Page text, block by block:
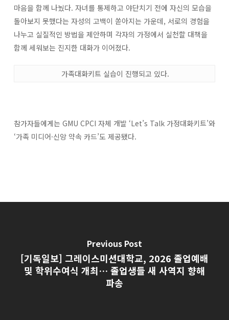
마음을 함께 나눴다. 자녀를 통제하고 야단치기 전에 자신의 모습을
돌아보지 못했다는 자성의 고백이 쏟아지는 가운데, 서로의 경험을
나누고 실질적인 방법을 제안하며 각자의 가정에서 실천할 대책을
함께 세워보는 진지한 대화가 이어졌다.
가족대화키트 실습이 진행되고 있다.
참가자들에게는 GMU CPCI 자체 개발 ‘Let’s Talk 가정대화키트’와
‘가족 미디어·신앙 약속 카드’도 제공됐다.
Previous Post
[기독일보] 그레이스미션대학교, 2026 졸업예배
및 학위수여식 개최… 졸업생들 새 사역지 향해
파송